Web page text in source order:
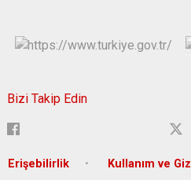
Bizi Takip Edin
Erişebilirlik Kullanım ve